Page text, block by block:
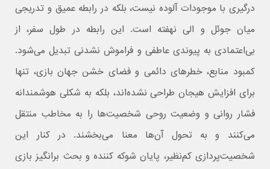
درگیری با موجودات آلوده نیست، بلکه در رابطه عمیق و تدریجی
میان جوئل و الی نهفته است. این رابطه در طول سفر، از
بی‌اعتمادی به پیوندی عاطفی و فراموش‌ نشدنی تبدیل می‌شود.
کمبود منابع، خطرهای دائمی و فضای خشن جهان بازی، تنها
برای افزایش هیجان طراحی نشده‌اند، بلکه به شکلی هوشمندانه
فشار روانی و وضعیت روحی شخصیت‌ها را به مخاطب منتقل
می‌کنند و به تحول آن‌ها معنا می‌بخشند. در کنار این
شخصیت‌پردازی کم‌نظیر، پایان شوکه‌ کننده و بحث‌ برانگیز بازی